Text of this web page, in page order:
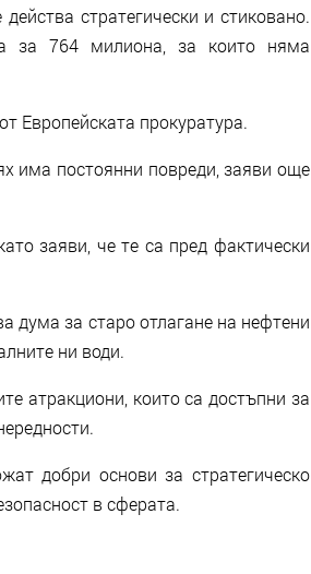
стратегически и стиковано.
за 764 милиона, за които няма
Европейската прокуратура.
има постоянни повреди, заяви още
заяви, че те са пред фактически
дума за старо отлагане на нефтени
ни води.
атракциони, които са достъпни за
добри основи за стратегическо
в сферата.